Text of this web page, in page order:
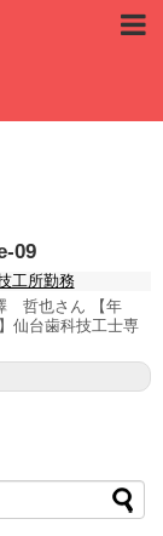
09
工所勤務
哲也さん 【年
仙台歯科技工士専